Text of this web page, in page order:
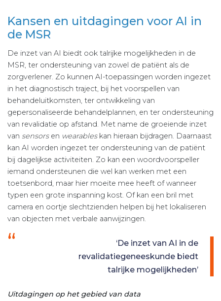
Kansen en uitdagingen voor AI in
de MSR
De inzet van AI biedt ook talrijke mogelijkheden in de
MSR, ter ondersteuning van zowel de patiënt als de
zorgverlener. Zo kunnen AI-toepassingen worden ingezet
in het diagnostisch traject, bij het voorspellen van
behandeluitkomsten, ter ontwikkeling van
gepersonaliseerde behandelplannen, en ter ondersteuning
van revalidatie op afstand. Met name de groeiende inzet
van sensorsen wearableskan hieraan bijdragen. Daarnaast
kan AI worden ingezet ter ondersteuning van de patiënt
bij dagelijkse activiteiten. Zo kan een woordvoorspeller
iemand ondersteunen die wel kan werken met een
toetsenbord, maar hier moeite mee heeft of wanneer
typen een grote inspanning kost. Of kan een bril met
camera en oortje slechtzienden helpen bij het lokaliseren
van objecten met verbale aanwijzingen.
‘De inzet van AI in de
revalidatiegeneeskunde biedt
talrijke mogelijkheden’
Uitdagingen op het gebied van data